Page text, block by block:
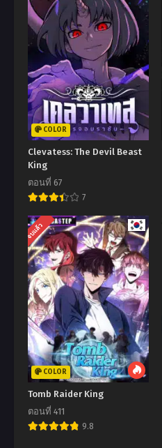
COLOR
Clevatess: The Devil Beast
King
ตอนที่ 67
7
จบแล้ว
COLOR
Tomb Raider King
ตอนที่ 411
9.8